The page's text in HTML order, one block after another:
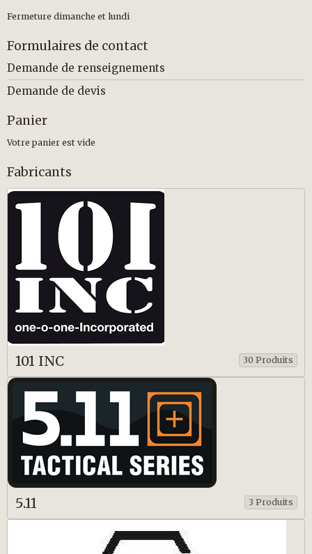
Fermeture dimanche et lundi
Formulaires de contact
Demande de renseignements
Demande de devis
Panier
Votre panier est vide
Fabricants
101 INC 30 Produits
5.11 3 Produits